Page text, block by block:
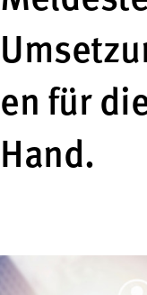
en für
Hand.